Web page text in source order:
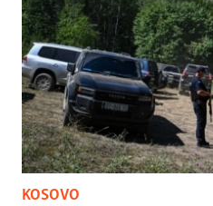
KOSOVO